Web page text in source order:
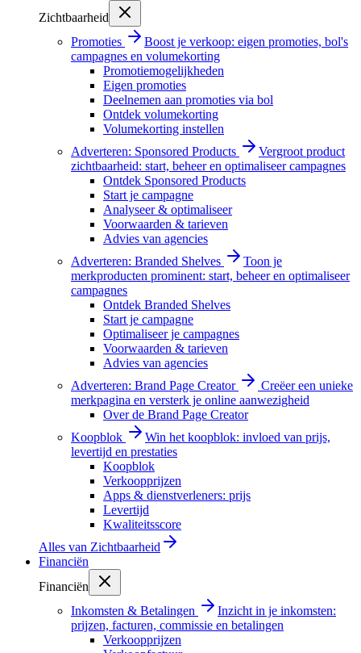
Zichtbaarheid
Promoties
Boost je verkoop: eigen promoties, bol's
campagnes en volumekorting
Promotiemogelijkheden
Eigen promoties
Deelnemen aan promoties via bol
Ontdek volumekorting
Volumekorting instellen
Adverteren: Sponsored Products
Vergroot product
zichtbaarheid: start, beheer en optimaliseer campagnes
Ontdek Sponsored Products
Start je campagne
Analyseer & optimaliseer
Voorwaarden & tarieven
Advies van agencies
Adverteren: Branded Shelves
Toon je
merkproducten prominent: start, beheer en optimaliseer
campagnes
Ontdek Branded Shelves
Start je campagne
Optimaliseer je campagnes
Voorwaarden & tarieven
Advies van agencies
Adverteren: Brand Page Creator
Creëer een unieke
merkpagina en versterk je online aanwezigheid
Over de Brand Page Creator
Koopblok
Win het koopblok: invloed van prijs,
levertijd en prestaties
Koopblok
Verkoopprijzen
Apps & dienstverleners: prijs
Levertijd
Kwaliteitsscore
Alles van Zichtbaarheid
Financiën
Financiën
Inkomsten & Betalingen
Inzicht in je inkomsten:
prijzen, facturen, commissie en betalingen
Verkoopprijzen